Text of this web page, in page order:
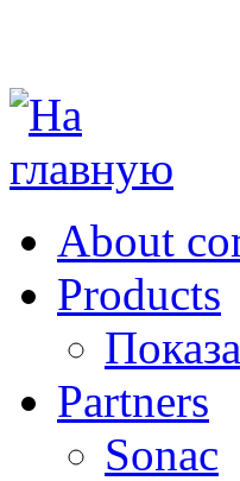
About
Products
Partners
Sonac